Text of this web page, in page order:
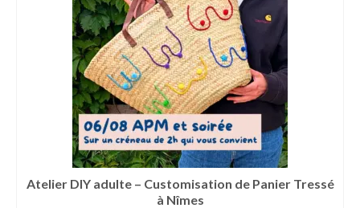
Atelier DIY adulte – Customisation de Panier Tressé
à Nîmes